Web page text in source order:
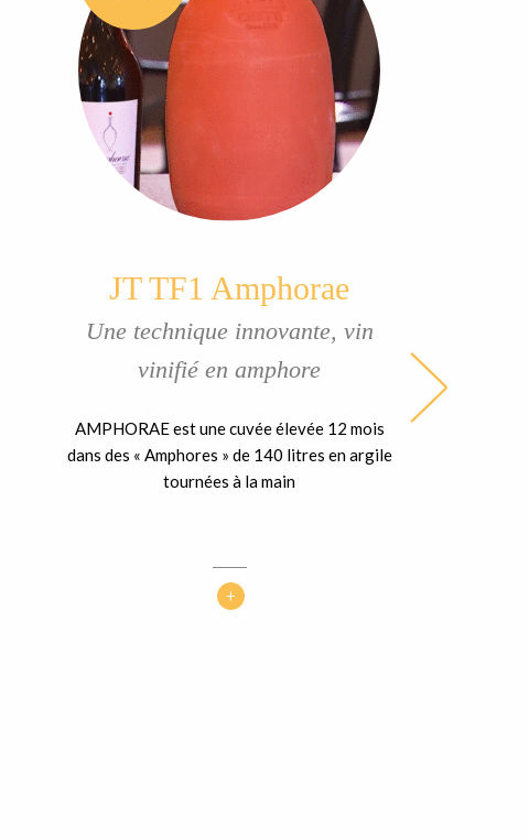
JT TF1 Amphorae
Une technique innovante, vin
vinifié en amphore
AMPHORAE est une cuvée élevée 12 mois
dans des « Amphores » de 140 litres en argile
tournées à la main